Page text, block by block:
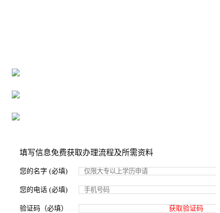
填写信息免费获取办理流程及所需资料
您的名字 (必填)
您的电话 (必填)
验证码（必填） 获取验证码